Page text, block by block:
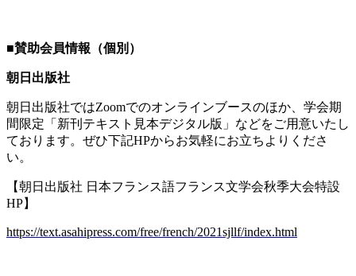
■賛助会員情報（個別）
朝日出版社
朝日出版社ではZoomでのオンラインブースのほか、学会期
間限定「新刊テキスト見本デジタル版」などをご用意いたし
ております。ぜひ下記HPからお気軽にお立ちよりくださ
い。
【朝日出版社 日本フランス語フランス文学会秋季大会特設
HP】
https://text.asahipress.com/free/french/2021sjllf/index.html